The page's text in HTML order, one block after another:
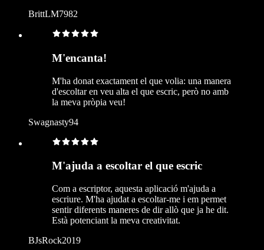
BrittLM7982
M'encanta!
M'ha donat exactament el que volia: una manera
d'escoltar en veu alta el que escric, però no amb
la meva pròpia veu!
Swagnasty94
M'ajuda a escoltar el que escric
Com a escriptor, aquesta aplicació m'ajuda a
escriure. M'ha ajudat a escoltar-me i em permet
sentir diferents maneres de dir allò que ja he dit.
Està potenciant la meva creativitat.
BJsRock2019